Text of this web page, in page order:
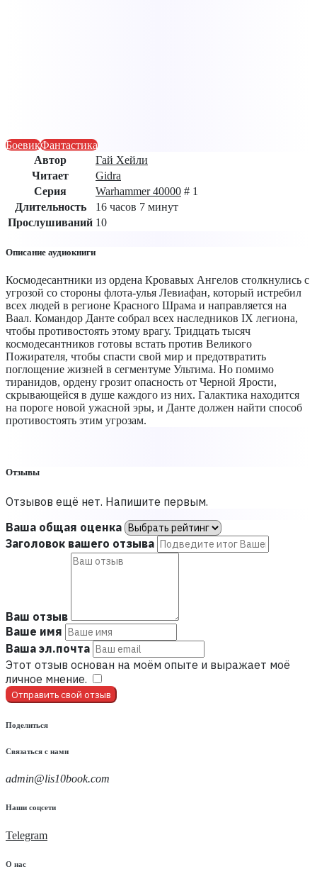
БоевикФантастика
Автор
Гай Хейли
Читает
Gidra
Серия
Warhammer 40000 # 1
Длительность
16 часов 7 минут
Прослушиваний 10
Описание аудиокниги
Космодесантники из ордена Кровавых Ангелов столкнулись с
угрозой со стороны флота-улья Левиафан, который истребил
всех людей в регионе Красного Шрама и направляется на
Ваал. Командор Данте собрал всех наследников IX легиона,
чтобы противостоять этому врагу. Тридцать тысяч
космодесантников готовы встать против Великого
Пожирателя, чтобы спасти свой мир и предотвратить
поглощение жизней в сегментуме Ультима. Но помимо
тиранидов, ордену грозит опасность от Черной Ярости,
скрывающейся в душе каждого из них. Галактика находится
на пороге новой ужасной эры, и Данте должен найти способ
противостоять этим угрозам.
Отзывы
Отзывов ещё нет. Напишите первым.
Ваша общая оценка
Заголовок вашего отзыва
Ваш отзыв
Ваше имя
Ваша эл.почта
Этот отзыв основан на моём опыте и выражает моё
личное мнение.
Отправить свой отзыв
Поделиться
Связаться с нами
admin@lis10book.com
Наши соцсети
Telegram
О нас